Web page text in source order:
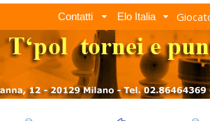
Contatti Elo Italia